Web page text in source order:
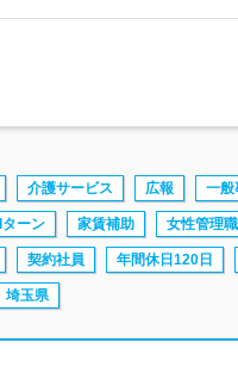
介護サービス 広報 一般
Iターン 家賃補助 女性管理職
契約社員 年間休日120日
埼玉県